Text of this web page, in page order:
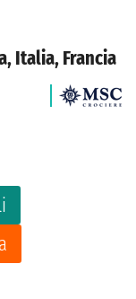
Italia, Francia